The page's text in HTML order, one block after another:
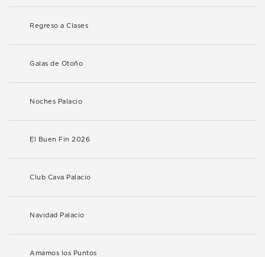
Regreso a Clases
Galas de Otoño
Noches Palacio
El Buen Fin 2026
Club Cava Palacio
Navidad Palacio
Amamos los Puntos